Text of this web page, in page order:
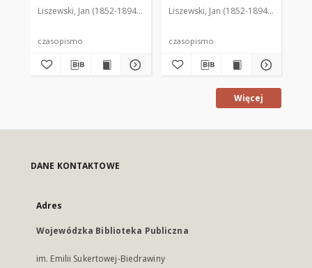
Liszewski, Jan (1852-1894). Red.
czasopismo
Liszewski, Jan (1852-1894). Red.
czasopismo
Więcej
DANE KONTAKTOWE
Adres
Wojewódzka Biblioteka Publiczna
im. Emilii Sukertowej-Biedrawiny